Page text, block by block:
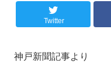
Twitter
神戸新聞記事より